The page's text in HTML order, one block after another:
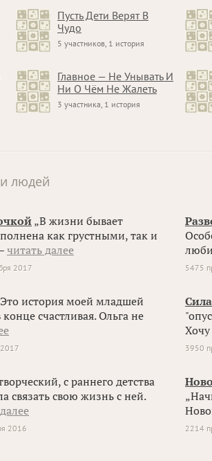
Пусть Дети Верят В
Чудо
5 участников, 1 история
Главное — Не Унывать И
Ни О Чём Не Жалеть
3 участника, 1 история
людей
„В жизни бывает
как грустными, так и
читать далее
2017 5475
история моей младшей
счастливая. Ольга не
Хочу
3950
с раннего детства
связать свою жизнь с ней.
2016 2214